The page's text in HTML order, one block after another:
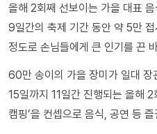
올해 2회째 선보이는 가을 대표
9일간의 축제 기간 동안 약 5만
정도로 손님들에게 큰 인기를 끈
60만 송이의 가을 장미가 일대 장
15일까지 11일간 진행되는 올해
캠핑’을 컨셉으로 음식, 공연 등